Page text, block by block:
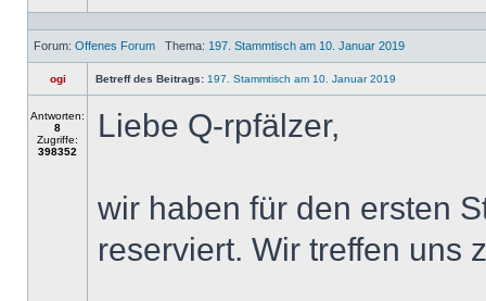
Forum: Offenes Forum Thema: 197. Stammtisch am 10. Januar 2019
ogi Betreff des Beitrags: 197. Stammtisch am 10. Januar 2019
Antworten:
8
Zugriffe:
398352
Liebe Q-rpfälzer,
wir haben für den ersten
reserviert. Wir treffen uns